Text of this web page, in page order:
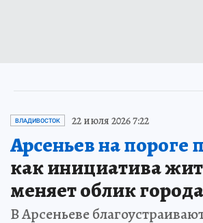
ВЛАДИВОСТОК 22 июля 2026 7:22
Арсеньев на пороге
как инициатива
меняет облик города
В Арсеньеве